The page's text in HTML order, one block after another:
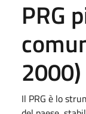
PRG
2000)
Il PRG è lo